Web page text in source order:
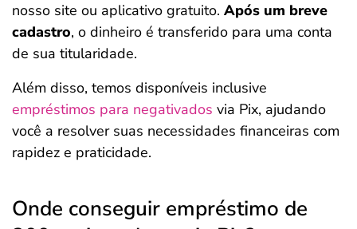
nosso site ou aplicativo gratuito. Após um breve
cadastro, o dinheiro é transferido para uma conta
de sua titularidade.
Além disso, temos disponíveis inclusive
empréstimos para negativados via Pix, ajudando
você a resolver suas necessidades financeiras com
rapidez e praticidade.
Onde conseguir empréstimo de